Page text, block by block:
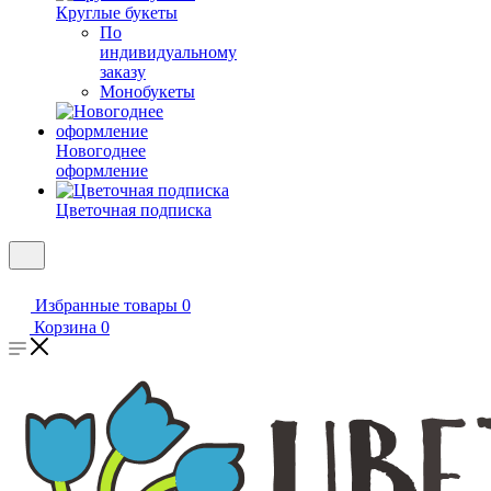
Круглые букеты
По
индивидуальному
заказу
Монобукеты
Новогоднее
оформление
Цветочная подписка
Избранные товары 0
Корзина 0